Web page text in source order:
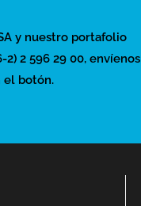
y nuestro portafolio
2) 2 596 29 00, envíenos
el botón.